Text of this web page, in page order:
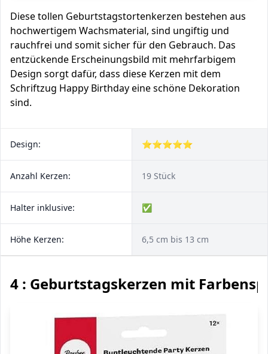
Diese tollen Geburtstagstortenkerzen bestehen aus
hochwertigem Wachsmaterial, sind ungiftig und
rauchfrei und somit sicher für den Gebrauch. Das
entzückende Erscheinungsbild mit mehrfarbigem
Design sorgt dafür, dass diese Kerzen mit dem
Schriftzug Happy Birthday eine schöne Dekoration
sind.
Design: ⭐⭐⭐⭐⭐
Anzahl Kerzen: 19 Stück
Halter inklusive: ✅
Höhe Kerzen: 6,5 cm bis 13 cm
4 : Geburtstagskerzen mit